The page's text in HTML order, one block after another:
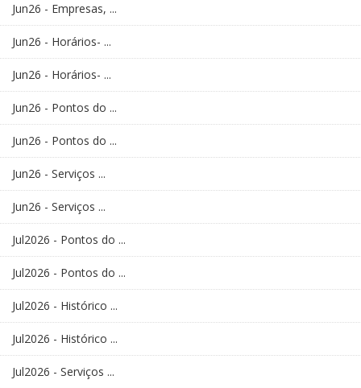
Jun26 - Empresas, ...
Jun26 - Horários- ...
Jun26 - Horários- ...
Jun26 - Pontos do ...
Jun26 - Pontos do ...
Jun26 - Serviços ...
Jun26 - Serviços ...
Jul2026 - Pontos do ...
Jul2026 - Pontos do ...
Jul2026 - Histórico ...
Jul2026 - Histórico ...
Jul2026 - Serviços ...